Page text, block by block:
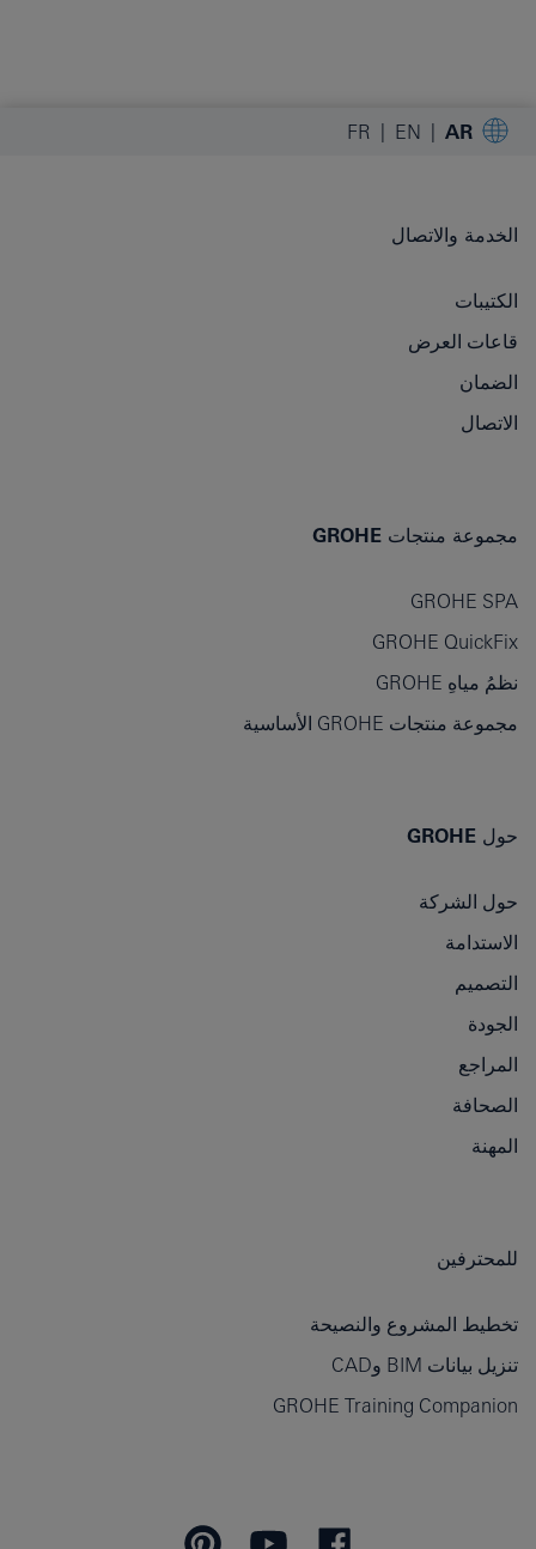
AR
EN
FR
الخدمة والاتصال
الكتيبات
قاعات العرض
الضمان
الاتصال
مجموعة منتجات GROHE
GROHE SPA
GROHE QuickFix
نظمُ مياهِ GROHE
مجموعة منتجات GROHE الأساسية
حول GROHE
حول الشركة
الاستدامة
التصميم
الجودة
المراجع
الصحافة
المهنة
للمحترفين
تخطيط المشروع والنصيحة
تنزيل بيانات BIM وCAD
GROHE Training Companion